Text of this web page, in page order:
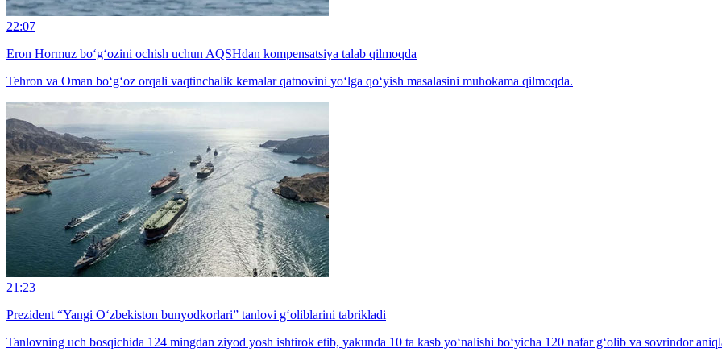
22:07
Eron Hormuz bo‘g‘ozini ochish uchun AQSHdan kompensatsiya talab qilmoqda
Tehron va Oman bo‘g‘oz orqali vaqtinchalik kemalar qatnovini yo‘lga qo‘yish masalasini muhokama qilmoqda.
21:23
Prezident “Yangi O‘zbekiston bunyodkorlari” tanlovi g‘oliblarini tabrikladi
Tanlovning uch bosqichida 124 mingdan ziyod yosh ishtirok etib, yakunda 10 ta kasb yo‘nalishi bo‘yicha 120 nafar g‘olib va sovrindor